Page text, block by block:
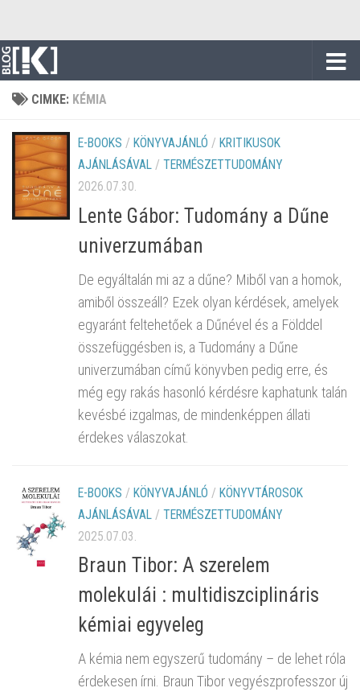
CIMKE: KÉMIA
E-BOOKS / KÖNYVAJÁNLÓ / KRITIKUSOK
AJÁNLÁSÁVAL / TERMÉSZETTUDOMÁNY
2026.07.30.
Lente Gábor: Tudomány a Dűne
univerzumában
De egyáltalán mi az a dűne? Miből van a homok,
amiből összeáll? Ezek olyan kérdések, amelyek
egyaránt feltehetőek a Dűnével és a Földdel
összefüggésben is, a Tudomány a Dűne
univerzumában című könyvben pedig erre, és
még egy rakás hasonló kérdésre kaphatunk talán
kevésbé izgalmas, de mindenképpen állati
érdekes válaszokat.
E-BOOKS / KÖNYVAJÁNLÓ / KÖNYVTÁROSOK
AJÁNLÁSÁVAL / TERMÉSZETTUDOMÁNY
2025.07.03.
Braun Tibor: A szerelem
molekulái : multidiszciplináris
kémiai egyveleg
A kémia nem egyszerű tudomány – de lehet róla
érdekesen írni. Braun Tibor vegyészprofesszor új